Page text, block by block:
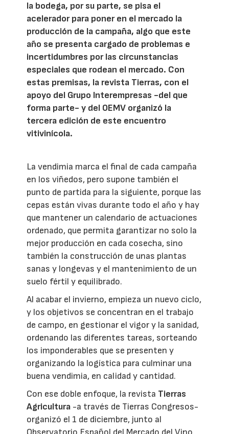
la bodega, por su parte, se pisa el
acelerador para poner en el mercado la
producción de la campaña, algo que este
año se presenta cargado de problemas e
incertidumbres por las circunstancias
especiales que rodean el mercado. Con
estas premisas, la revista Tierras, con el
apoyo del Grupo Interempresas -del que
forma parte- y del OEMV organizó la
tercera edición de este encuentro
vitivinícola.
La vendimia marca el final de cada campaña
en los viñedos, pero supone también el
punto de partida para la siguiente, porque las
cepas están vivas durante todo el año y hay
que mantener un calendario de actuaciones
ordenado, que permita garantizar no solo la
mejor producción en cada cosecha, sino
también la construcción de unas plantas
sanas y longevas y el mantenimiento de un
suelo fértil y equilibrado.
Al acabar el invierno, empieza un nuevo ciclo,
y los objetivos se concentran en el trabajo
de campo, en gestionar el vigor y la sanidad,
ordenando las diferentes tareas, sorteando
los imponderables que se presenten y
organizando la logística para culminar una
buena vendimia, en calidad y cantidad.
Con ese doble enfoque, la revista Tierras
Agricultura -a través de Tierras Congresos-
organizó el 1 de diciembre, junto al